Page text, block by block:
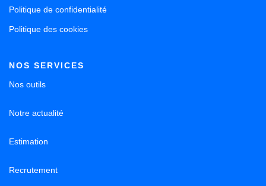
Politique de confidentialité
Politique des cookies
NOS SERVICES
Nos outils
Notre actualité
Estimation
Recrutement